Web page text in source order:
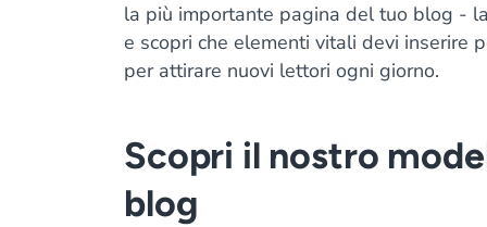
la più importante pagina del tuo blog -
e scopri che elementi vitali devi inserire
per attirare nuovi lettori ogni giorno.
Scopri il nostro
blog